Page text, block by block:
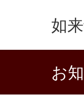
如
お